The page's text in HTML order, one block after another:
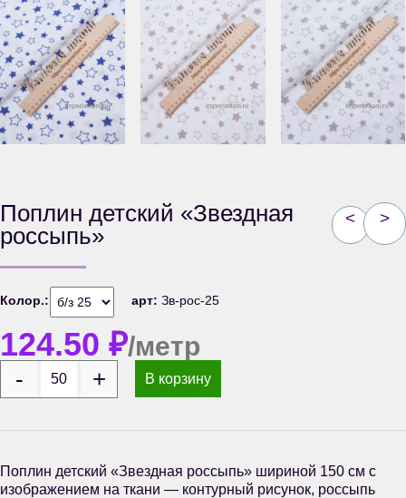
< >
Поплин детский «Звездная
россыпь»
Колор.: арт: Зв-рос-25
124.50 ₽/метр
В корзину
Поплин детский «Звездная россыпь» шириной 150 см с
изображением на ткани — контурный рисунок, россыпь